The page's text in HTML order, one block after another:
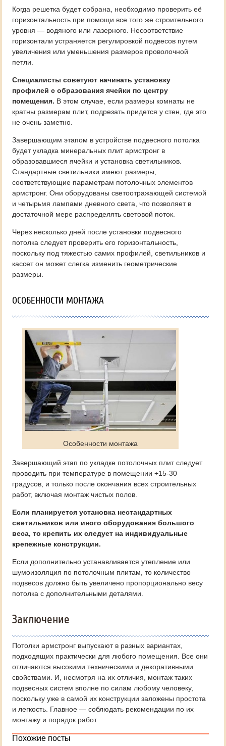
Когда решетка будет собрана, необходимо проверить её
горизонтальность при помощи все того же строительного
уровня — водяного или лазерного. Несоответствие
горизонтали устраняется регулировкой подвесов путем
увеличения или уменьшения размеров проволочной
петли.
Специалисты советуют начинать установку
профилей с образования ячейки по центру
помещения. В этом случае, если размеры комнаты не
кратны размерам плит, подрезать придется у стен, где это
не очень заметно.
Завершающим этапом в устройстве подвесного потолка
будет укладка минеральных плит армстронг в
образовавшиеся ячейки и установка светильников.
Стандартные светильники имеют размеры,
соответствующие параметрам потолочных элементов
армстронг. Они оборудованы светоотражающей системой
и четырьмя лампами дневного света, что позволяет в
достаточной мере распределять световой поток.
Через несколько дней после установки подвесного
потолка следует проверить его горизонтальность,
поскольку под тяжестью самих профилей, светильников и
кассет он может слегка изменить геометрические
размеры.
ОСОБЕННОСТИ МОНТАЖА
Особенности монтажа
Завершающий этап по укладке потолочных плит следует
проводить при температуре в помещении +15-30
градусов, и только после окончания всех строительных
работ, включая монтаж чистых полов.
Если планируется установка нестандартных
светильников или иного оборудования большого
веса, то крепить их следует на индивидуальные
крепежные конструкции.
Если дополнительно устанавливается утепление или
шумоизоляция по потолочным плитам, то количество
подвесов должно быть увеличено пропорционально весу
потолка с дополнительными деталями.
Заключение
Потолки армстронг выпускают в разных вариантах,
подходящих практически для любого помещения. Все они
отличаются высокими техническими и декоративными
свойствами. И, несмотря на их отличия, монтаж таких
подвесных систем вполне по силам любому человеку,
поскольку уже в самой их конструкции заложены простота
и легкость. Главное — соблюдать рекомендации по их
монтажу и порядок работ.
Похожие посты